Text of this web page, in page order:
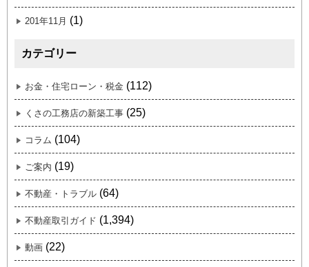
201年11月 (1)
カテゴリー
お金・住宅ローン・税金 (112)
くさの工務店の新築工事 (25)
コラム (104)
ご案内 (19)
不動産・トラブル (64)
不動産取引ガイド (1,394)
動画 (22)